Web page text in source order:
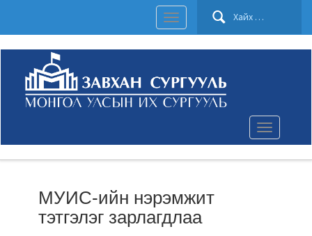
Toggle
navigation
Toggle
navigation
МУИС-ийн нэрэмжит
тэтгэлэг зарлагдлаа